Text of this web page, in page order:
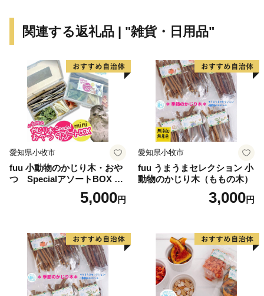
関連する返礼品 | "雑貨・日用品"
愛知県小牧市
fuu 小動物のかじり木・おや
つ SpecialアソートBOX mi
5,000円
愛知県小牧市
fuu うまうまセレクション 小
動物のかじり木（ももの木）
3,000円